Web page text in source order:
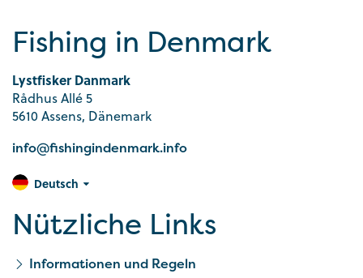
Fishing in Denmark
Lystfisker Danmark
Rådhus Allé 5
5610 Assens, Dänemark
info@fishingindenmark.info
Deutsch
Nützliche Links
Informationen und Regeln